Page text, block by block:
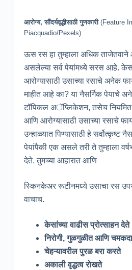
आरोग्य, सौंदर्यवृद्धीसाठी गुणकारी(Feature
Piacquadio/Pexels)
ऊस रस हा तुम्हाला अधिक ताजेतवाने
असलेल्या सर्व पेयांमध्ये सरस आहे.
आरोग्यासाठी उसाच्या रसाचे अनेक
माहीत आहे का? या नैसर्गिक पेयाचे
टॉपिकल अॅप्लिकेशन, तसेच
आणि आरोग्यासाठी उसाच्या रसाचे
उन्हाळ्यात पिण्यासाठी हे सर्वोत्कृष्ट
पेयांपैकी एक असले तरी ते तुम्हाला
देते. तुमच्या आहारात आणि
स्किनकेअर रूटीनमध्ये उसाचा रस
वाचाच.
केसांच्या वाढीस प्रोत्साहन देते
निरोगी, गुळगुळीत आणि
चेहऱ्यावरील पुरळ बरा करते
अकाली वृद्धत्व रोखते